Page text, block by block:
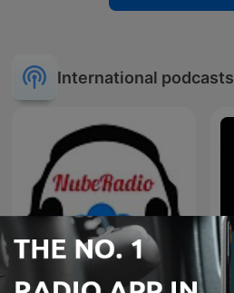
International podcasts